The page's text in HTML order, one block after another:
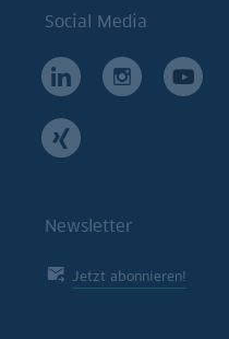
Social Media
Newsletter
Jetzt abonnieren!